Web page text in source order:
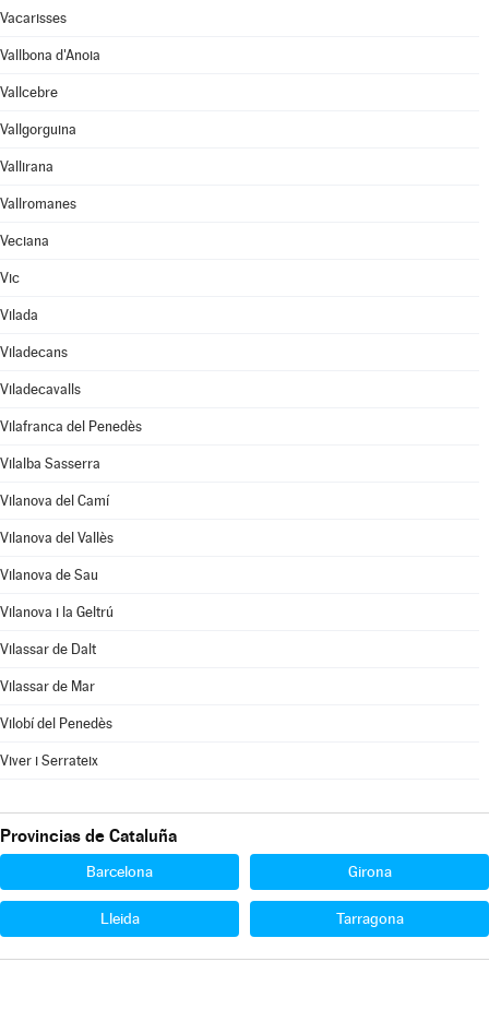
Vacarisses
Vallbona d'Anoia
Vallcebre
Vallgorguina
Vallirana
Vallromanes
Veciana
Vic
Vilada
Viladecans
Viladecavalls
Vilafranca del Penedès
Vilalba Sasserra
Vilanova del Camí
Vilanova del Vallès
Vilanova de Sau
Vilanova i la Geltrú
Vilassar de Dalt
Vilassar de Mar
Vilobí del Penedès
Viver i Serrateix
Provincias de Cataluña
Barcelona Girona
Lleida Tarragona